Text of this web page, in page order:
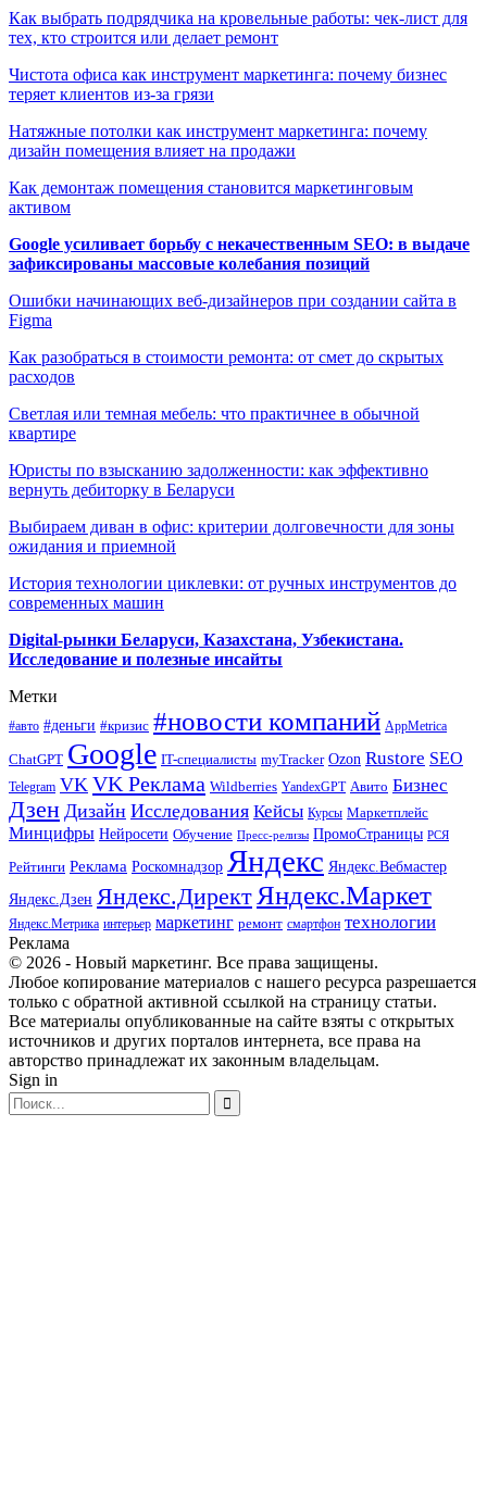
Как выбрать подрядчика на кровельные работы: чек-лист для
тех, кто строится или делает ремонт
Чистота офиса как инструмент маркетинга: почему бизнес
теряет клиентов из-за грязи
Натяжные потолки как инструмент маркетинга: почему
дизайн помещения влияет на продажи
Как демонтаж помещения становится маркетинговым
активом
Google усиливает борьбу с некачественным SEO: в выдаче
зафиксированы массовые колебания позиций
Ошибки начинающих веб-дизайнеров при создании сайта в
Figma
Как разобраться в стоимости ремонта: от смет до скрытых
расходов
Светлая или темная мебель: что практичнее в обычной
квартире
Юристы по взысканию задолженности: как эффективно
вернуть дебиторку в Беларуси
Выбираем диван в офис: критерии долговечности для зоны
ожидания и приемной
История технологии циклевки: от ручных инструментов до
современных машин
Digital-рынки Беларуси, Казахстана, Узбекистана.
Исследование и полезные инсайты
Метки
#авто #деньги #кризис #новости компаний AppMetrica
ChatGPT Google IT-специалисты myTracker Ozon Rustore SEO
Telegram VK VK Реклама Wildberries YandexGPT Авито Бизнес
Дзен Дизайн Исследования Кейсы Курсы Маркетплейс
Минцифры Нейросети Обучение Пресс-релизы ПромоСтраницы РСЯ
Рейтинги Реклама Роскомнадзор Яндекс Яндекс.Вебмастер
Яндекс.Дзен Яндекс.Директ Яндекс.Маркет
Яндекс.Метрика интерьер маркетинг ремонт смартфон технологии
Реклама
© 2026 - Новый маркетинг. Все права защищены.
Любое копирование материалов с нашего ресурса разрешается
только с обратной активной ссылкой на страницу статьи.
Все материалы опубликованные на сайте взяты с открытых
источников и других порталов интернета, все права на
авторство принадлежат их законным владельцам.
Sign in